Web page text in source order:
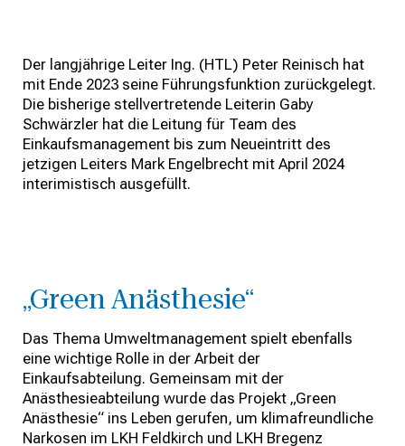
Der langjährige Leiter Ing. (HTL) Peter Reinisch hat
mit Ende 2023 seine Führungsfunktion zurückgelegt.
Die bisherige stellvertretende Leiterin Gaby
Schwärzler hat die Leitung für Team des
Einkaufsmanagement bis zum Neueintritt des
jetzigen Leiters Mark Engelbrecht mit April 2024
interimistisch ausgefüllt.
„Green Anästhesie“
Das Thema Umweltmanagement spielt ebenfalls
eine wichtige Rolle in der Arbeit der
Einkaufsabteilung. Gemeinsam mit der
Anästhesieabteilung wurde das Projekt „Green
Anästhesie“ ins Leben gerufen, um klimafreundliche
Narkosen im LKH Feldkirch und LKH Bregenz